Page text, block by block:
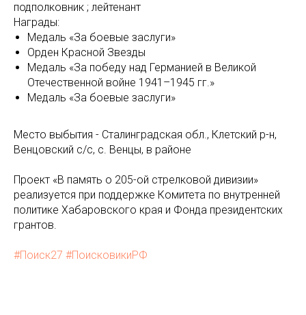
подполковник ; лейтенант
Награды:
Медаль «За боевые заслуги»
Орден Красной Звезды
Медаль «За победу над Германией в Великой
Отечественной войне 1941–1945 гг.»
Медаль «За боевые заслуги»
Место выбытия - Сталинградская обл., Клетский р-н,
Венцовский с/с, с. Венцы, в районе
Проект «В память о 205-ой стрелковой дивизии»
реализуется при поддержке Комитета по внутренней
политике Хабаровского края и Фонда президентских
грантов.
#Поиск27 #ПоисковикиРФ